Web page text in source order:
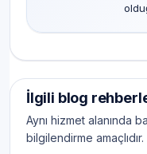
İlgili blog
Aynı hizmet alanında
bilgilendirme amaçlıdır.